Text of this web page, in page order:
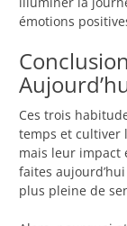
émotions
Ces trois
temps et cultiver
mais leur impact
faites
plus pleine de